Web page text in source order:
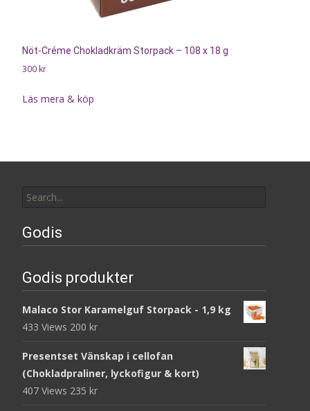
Nöt-Créme Chokladkräm Storpack – 108 x 18 g
300 kr
Läs mera & köp
for:
Godis
Godis produkter
Malaco Stor Karamelguf Storpack - 1,9 kg
433 Views 200 kr
Presentset Vänskap i cellofan
(Chokladpraliner, lyckofigur & kort)
407 Views 235 kr